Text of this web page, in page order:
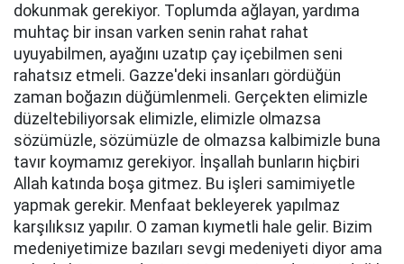
dokunmak gerekiyor. Toplumda ağlayan, yardıma
muhtaç bir insan varken senin rahat rahat
uyuyabilmen, ayağını uzatıp çay içebilmen seni
rahatsız etmeli. Gazze'deki insanları gördüğün
zaman boğazın düğümlenmeli. Gerçekten elimizle
düzeltebiliyorsak elimizle, elimizle olmazsa
sözümüzle, sözümüzle de olmazsa kalbimizle buna
tavır koymamız gerekiyor. İnşallah bunların hiçbiri
Allah katında boşa gitmez. Bu işleri samimiyetle
yapmak gerekir. Menfaat bekleyerek yapılmaz
karşılıksız yapılır. O zaman kıymetli hale gelir. Bizim
medeniyetimize bazıları sevgi medeniyeti diyor ama